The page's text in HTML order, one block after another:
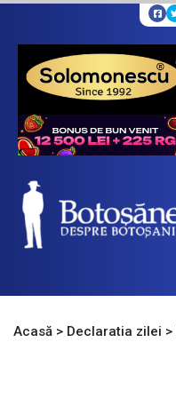
Acasă > Declaratia zilei >